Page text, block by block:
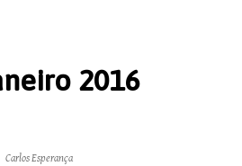
2016
Carlos Esperança